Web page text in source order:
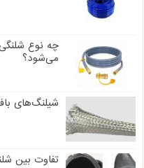
چه نوع
می‌شود؟
شیلنگ‌های
تفاوت بین